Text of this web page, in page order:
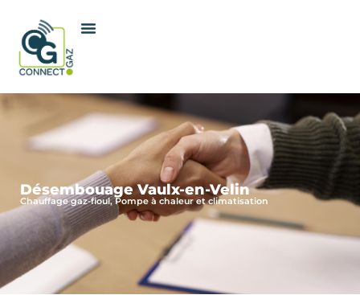
Désembouage Vaulx-en-Velin
Chauffage gaz-fioul, Pompe à chaleur et climatisation